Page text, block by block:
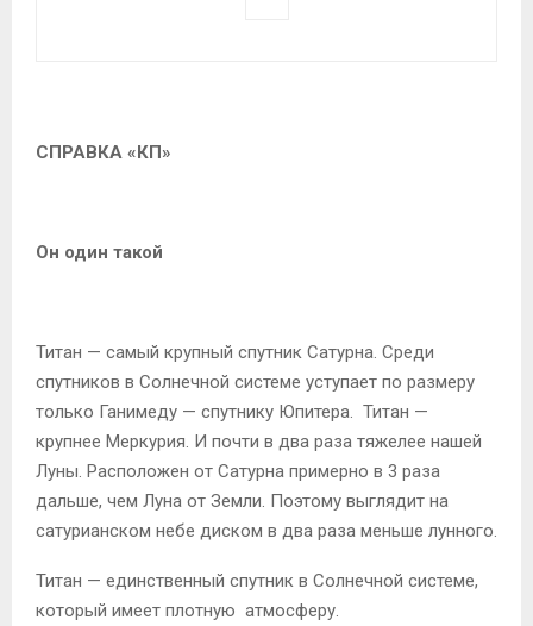
СПРАВКА «КП»
Он один такой
Титан — самый крупный спутник Сатурна. Среди
спутников в Солнечной системе уступает по размеру
только Ганимеду — спутнику Юпитера. Титан —
крупнее Меркурия. И почти в два раза тяжелее нашей
Луны. Расположен от Сатурна примерно в 3 раза
дальше, чем Луна от Земли. Поэтому выглядит на
сатурианском небе диском в два раза меньше лунного.
Титан — единственный спутник в Солнечной системе,
который имеет плотную атмосферу.